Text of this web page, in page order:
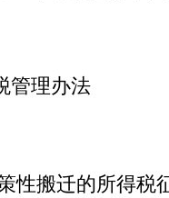
理办法
搬迁的所得税